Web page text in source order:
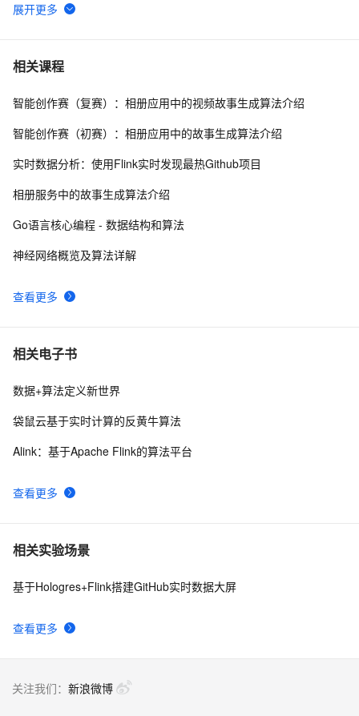
6
【滤波跟踪】基于卡尔曼滤波算法实现飞行物体运动轨迹
7 深入解析消息认证码（MAC）算法：HmacMD5与
8 [回溯算法]python解决N皇后问题(20行代码)
10什么是AES算法？（整合版）
相关课程
查看更多
智能创作赛（复赛）：相册应用中的视频故事生成算法介绍
智能创作赛（初赛）：相册应用中的故事生成算法介绍
实时数据分析：使用Flink实时发现最热Github项目
相册服务中的故事生成算法介绍
Go语言核心编程 - 数据结构和算法
神经网络概览及算法详解
相关电子书
查看更多
数据+算法定义新世界
袋鼠云基于实时计算的反黄牛算法
Alink：基于Apache Flink的算法平台
相关实验场景
查看更多
基于Hologres+Flink搭建GitHub实时数据大屏
关注我们： 新浪微博